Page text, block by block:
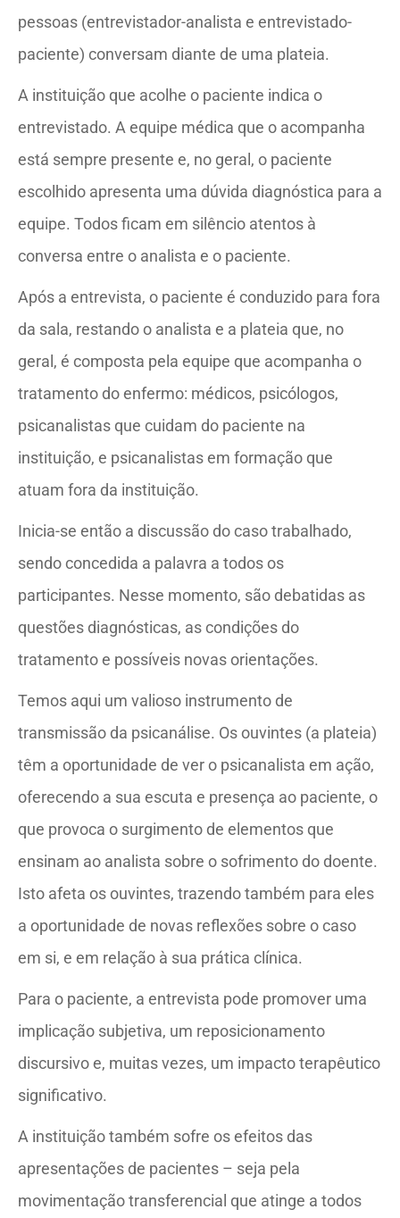
pessoas (entrevistador-analista e entrevistado-
paciente) conversam diante de uma plateia.
A instituição que acolhe o paciente indica o
entrevistado. A equipe médica que o acompanha
está sempre presente e, no geral, o paciente
escolhido apresenta uma dúvida diagnóstica para a
equipe. Todos ficam em silêncio atentos à
conversa entre o analista e o paciente.
Após a entrevista, o paciente é conduzido para fora
da sala, restando o analista e a plateia que, no
geral, é composta pela equipe que acompanha o
tratamento do enfermo: médicos, psicólogos,
psicanalistas que cuidam do paciente na
instituição, e psicanalistas em formação que
atuam fora da instituição.
Inicia-se então a discussão do caso trabalhado,
sendo concedida a palavra a todos os
participantes. Nesse momento, são debatidas as
questões diagnósticas, as condições do
tratamento e possíveis novas orientações.
Temos aqui um valioso instrumento de
transmissão da psicanálise. Os ouvintes (a plateia)
têm a oportunidade de ver o psicanalista em ação,
oferecendo a sua escuta e presença ao paciente, o
que provoca o surgimento de elementos que
ensinam ao analista sobre o sofrimento do doente.
Isto afeta os ouvintes, trazendo também para eles
a oportunidade de novas reflexões sobre o caso
em si, e em relação à sua prática clínica.
Para o paciente, a entrevista pode promover uma
implicação subjetiva, um reposicionamento
discursivo e, muitas vezes, um impacto terapêutico
significativo.
A instituição também sofre os efeitos das
apresentações de pacientes – seja pela
movimentação transferencial que atinge a todos